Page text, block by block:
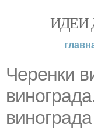
ИДЕИ
Черенки